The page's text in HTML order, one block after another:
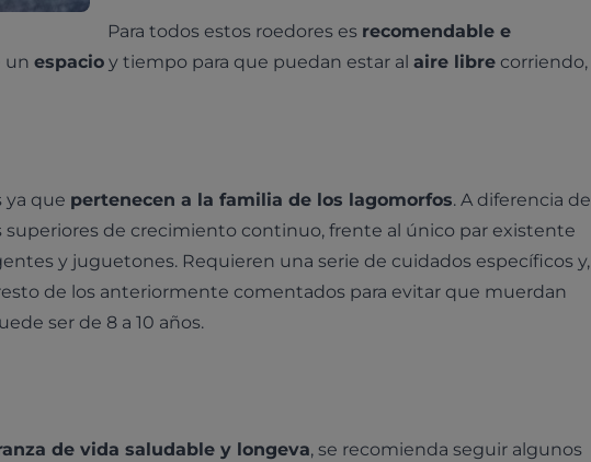
Para todos estos roedores es recomendable e
un espacio y tiempo para que puedan estar al aire libre corriendo,
ya que pertenecen a la familia de los lagomorfos. A diferencia de
superiores de crecimiento continuo, frente al único par existente
y juguetones. Requieren una serie de cuidados específicos y,
de los anteriormente comentados para evitar que muerdan
ser de 8 a 10 años.
de vida saludable y longeva, se recomienda seguir algunos